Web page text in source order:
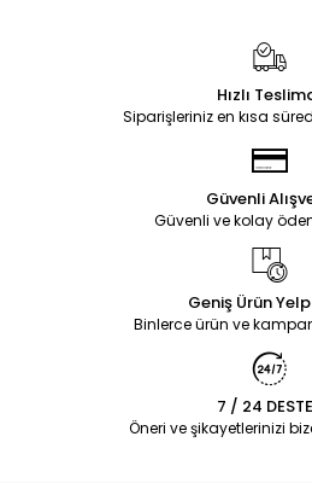
Hızlı
Siparişleriniz en kısa
Güvenli
Güvenli ve kolay
Geniş Ürün
Binlerce ürün ve
7 / 24
Öneri ve şikayetlerinizi